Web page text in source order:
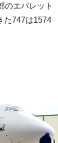
のエバレット
た747は1574